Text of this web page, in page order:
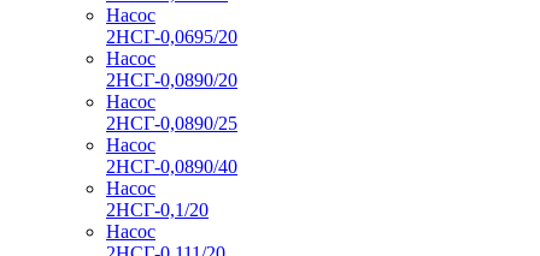
Насос
2НСГ-0,0695/20
Насос
2НСГ-0,0890/20
Насос
2НСГ-0,0890/25
Насос
2НСГ-0,0890/40
Насос
2НСГ-0,1/20
Насос